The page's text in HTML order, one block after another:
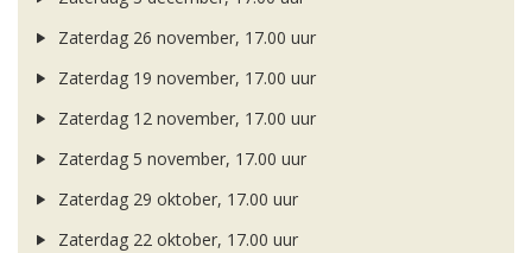
Zaterdag 26 november, 17.00 uur
Zaterdag 19 november, 17.00 uur
Zaterdag 12 november, 17.00 uur
Zaterdag 5 november, 17.00 uur
Zaterdag 29 oktober, 17.00 uur
Zaterdag 22 oktober, 17.00 uur